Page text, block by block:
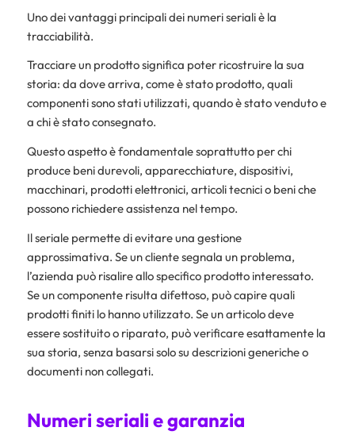
Uno dei vantaggi principali dei numeri seriali è la
tracciabilità.
Tracciare un prodotto significa poter ricostruire la sua
storia: da dove arriva, come è stato prodotto, quali
componenti sono stati utilizzati, quando è stato venduto e
a chi è stato consegnato.
Questo aspetto è fondamentale soprattutto per chi
produce beni durevoli, apparecchiature, dispositivi,
macchinari, prodotti elettronici, articoli tecnici o beni che
possono richiedere assistenza nel tempo.
Il seriale permette di evitare una gestione
approssimativa. Se un cliente segnala un problema,
l’azienda può risalire allo specifico prodotto interessato.
Se un componente risulta difettoso, può capire quali
prodotti finiti lo hanno utilizzato. Se un articolo deve
essere sostituito o riparato, può verificare esattamente la
sua storia, senza basarsi solo su descrizioni generiche o
documenti non collegati.
Numeri seriali e garanzia